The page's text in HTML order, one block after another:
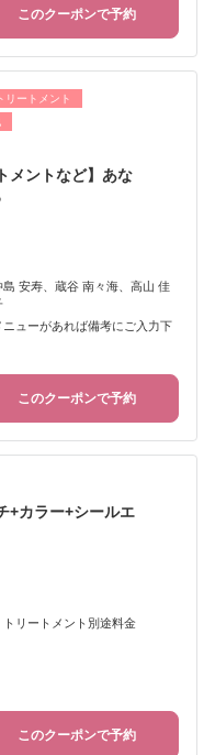
このクーポンで予約
リートメント
メントなど】あな
島 安寿、蔵谷 南々海、高山 佳
ニューがあれば備考にご入力下
このクーポンで予約
+カラー+シールエ
トリートメント別途料金
このクーポンで予約